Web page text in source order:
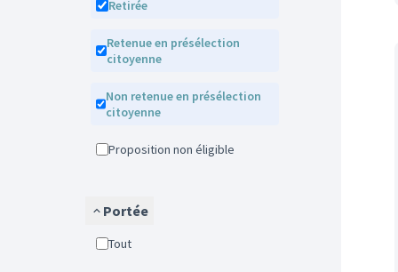
Retirée
Retenue en présélection
citoyenne
Non retenue en présélection
citoyenne
Proposition non éligible
Portée
Tout